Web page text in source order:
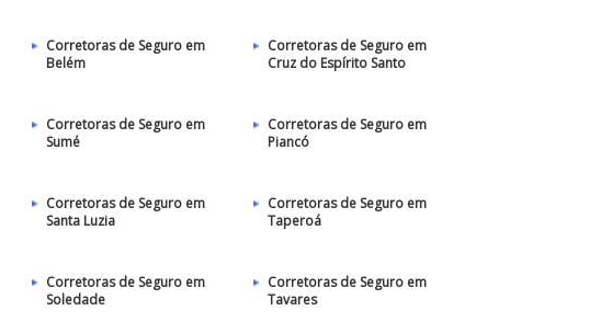
Corretoras de Seguro em
Belém
Corretoras de Seguro em
Cruz do Espírito Santo
Corretoras de Seguro em
Sumé
Corretoras de Seguro em
Piancó
Corretoras de Seguro em
Santa Luzia
Corretoras de Seguro em
Taperoá
Corretoras de Seguro em
Soledade
Corretoras de Seguro em
Tavares